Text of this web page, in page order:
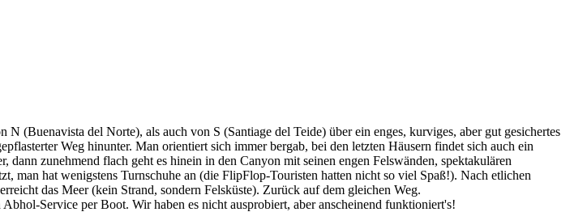
del Norte), als auch von S (Santiage del Teide) über ein enges, kurviges, aber gut gesichertes
Weg hinunter. Man orientiert sich immer bergab, bei den letzten Häusern findet sich auch ein
zunehmend flach geht es hinein in den Canyon mit seinen engen Felswänden, spektakulären
man hat wenigstens Turnschuhe an (die FlipFlop-Touristen hatten nicht so viel Spaß!). Nach etlichen
das Meer (kein Strand, sondern Felsküste). Zurück auf dem gleichen Weg.
Service per Boot. Wir haben es nicht ausprobiert, aber anscheinend funktioniert's!